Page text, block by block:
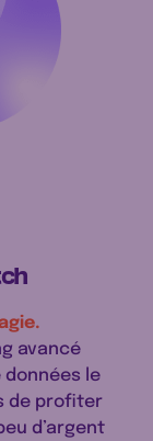
avancé
le
de profiter
d’argent